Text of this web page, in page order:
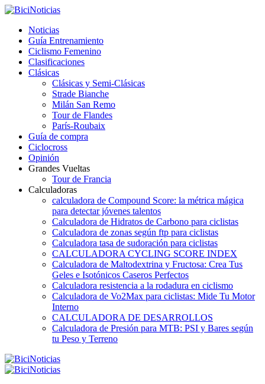
Noticias
Guía Entrenamiento
Ciclismo Femenino
Clasificaciones
Clásicas
Clásicas y Semi-Clásicas
Strade Bianche
Milán San Remo
Tour de Flandes
París-Roubaix
Guía de compra
Ciclocross
Opinión
Grandes Vueltas
Tour de Francia
Calculadoras
calculadora de Compound Score: la métrica mágica
para detectar jóvenes talentos
Calculadora de Hidratos de Carbono para ciclistas
Calculadora de zonas según ftp para ciclistas
Calculadora tasa de sudoración para ciclistas
CALCULADORA CYCLING SCORE INDEX
Calculadora de Maltodextrina y Fructosa: Crea Tus
Geles e Isotónicos Caseros Perfectos
Calculadora resistencia a la rodadura en ciclismo
Calculadora de Vo2Max para ciclistas: Mide Tu Motor
Interno
CALCULADORA DE DESARROLLOS
Calculadora de Presión para MTB: PSI y Bares según
tu Peso y Terreno